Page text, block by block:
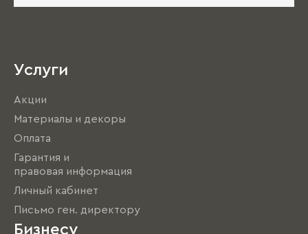
Услуги
Акции
Материалы и декоры
Оплата
Гарантия и
правовая информация
Личный кабинет
Письмо ген. директору
Бизнесу